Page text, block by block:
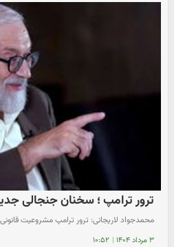
ترور ترامپ ؛ سخنان جنجالی
محمدجواد لاریجانی: ترور ترامپ مشروعیت قانونی
۳ مرداد ۱۴۰۴ | ۱۰:۵۲